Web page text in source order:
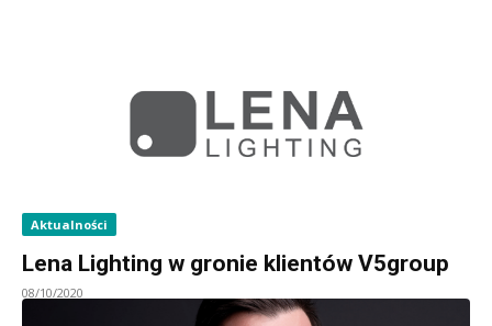
Aktualności
Lena Lighting w gronie klientów V5group
08/10/2020